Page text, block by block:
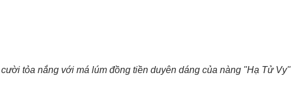
tỏa nắng với má lúm đồng tiền duyên dáng của nàng "Hạ Tử Vy"